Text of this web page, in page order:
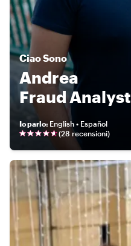
CiaoSono
Andrea
Fraud Analyst
Io parlo: English • Español
(28 recensioni)